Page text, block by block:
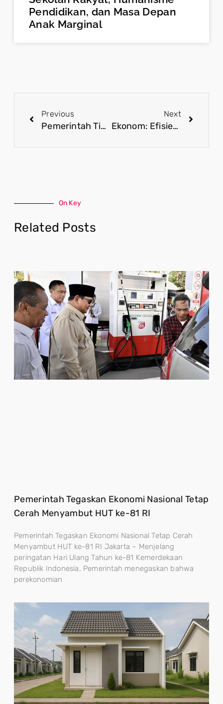
Pendidikan, dan Masa Depan
Anak Marginal
Previous
Pemerintah Tindak Tegas Aliran Judi Online ke Luar Negeri
Next
Ekonom: Efisiensi Langkah Korektif Prabowo Atasi Kebocoran Anggaran
On Key
Related Posts
Pemerintah Tegaskan Ekonomi Nasional Tetap
Cerah Menyambut HUT ke-81 RI
Pemerintah Tegaskan Ekonomi Nasional Tetap Cerah
Menyambut HUT ke-81 RI Jakarta – Menjelang
peringatan Hari Ulang Tahun ke-81 Kemerdekaan
Republik Indonesia, Pemerintah menegaskan bahwa
perekonomian